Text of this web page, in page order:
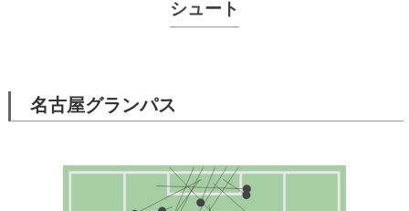
シュート
名古屋グランパス